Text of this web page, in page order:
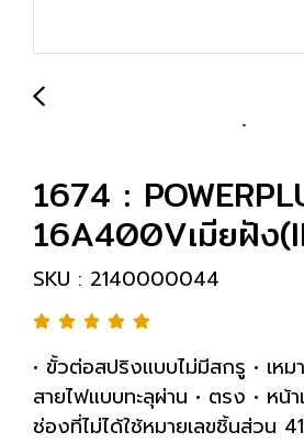
1674 :
16A400Vเมียฝัง
SKU : 2140000044
• ขั้วต่อสปริงแบบไม่มีสกรู • เหม
สายไฟแบบทะลุผ่าน • ตรง • หน้
ช่องที่ไม่ได้ใช้หมายเลขชิ้นส่วน